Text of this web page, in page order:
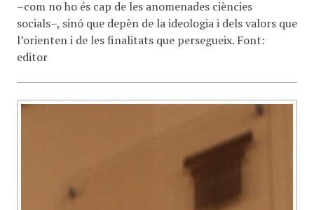
–com no ho és cap de les anomenades ciències
socials–, sinó que depèn de la ideologia i dels valors que
l’orienten i de les finalitats que persegueix. Font:
editor